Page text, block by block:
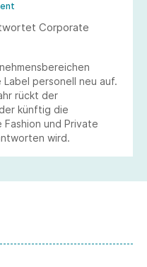
Corporate
personell neu auf.
rückt der
künftig die
und Private
wird.